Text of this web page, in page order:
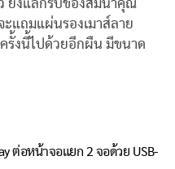
ยังแลกรับของสมนาคุณ
แถมแผ่นรองเมาส์ลาย
ครั้งนี้ไปด้วยอีกผืน มีขนาด
ต่อหน้าจอแยก 2 จอด้วย USB-